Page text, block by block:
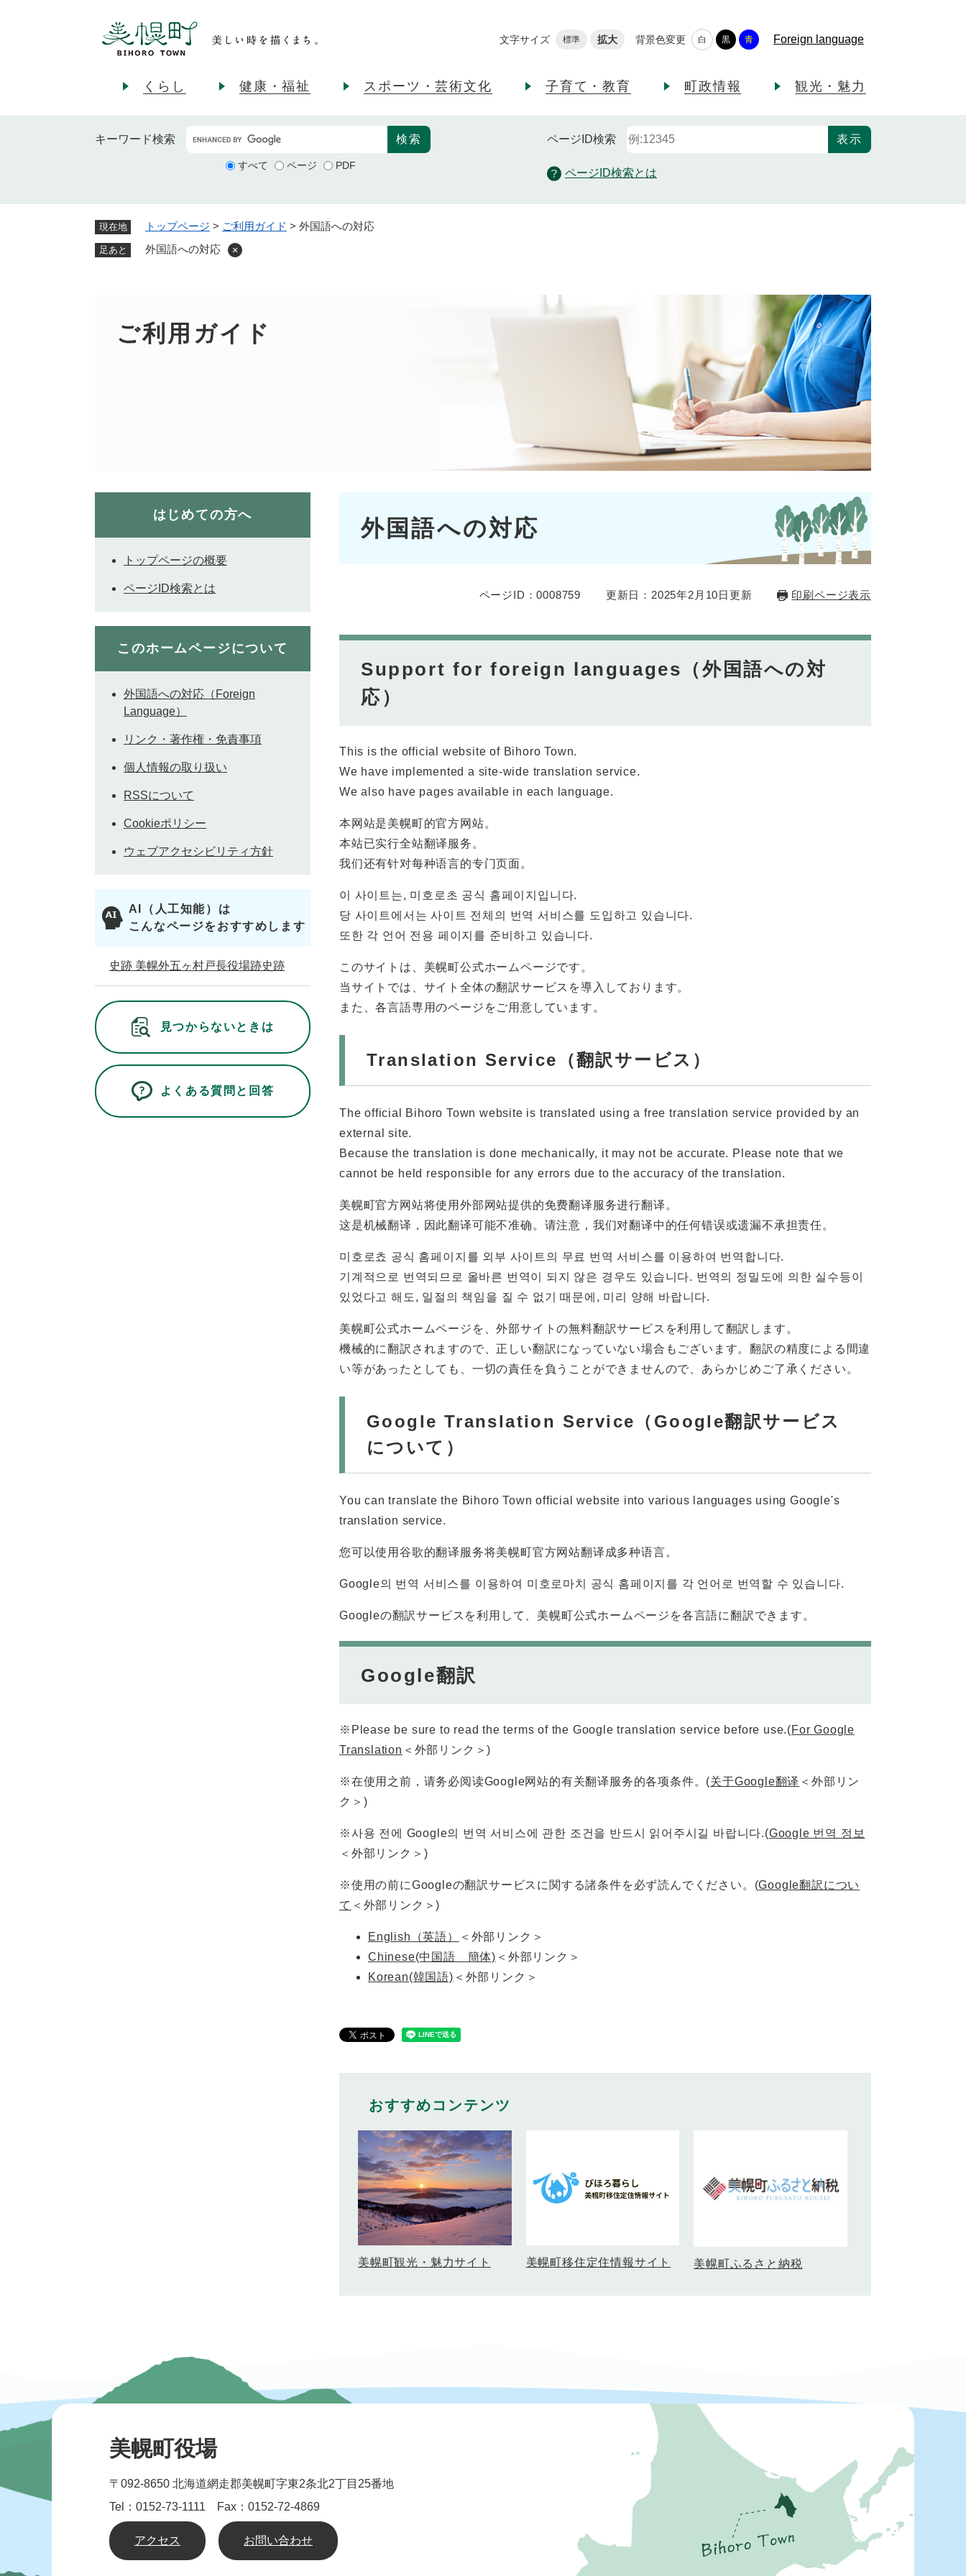
文字サイズ 標準 拡大 背景色変更 白 黒 青 Foreign language
くらし 健康・福祉 スポーツ・芸術文化 子育て・教育 町政情報 観光・魅力
キーワード検索
すべて ページ PDF
ページID検索
ページID検索とは
現在地 トップページ > ご利用ガイド > 外国語への対応
足あと 外国語への対応
ご利用ガイド
外国語への対応
ページID：0008759 更新日：2025年2月10日更新 印刷ページ表示
Support for foreign languages（外国語への対
応）
This is the official website of Bihoro Town.
We have implemented a site-wide translation service.
We also have pages available in each language.
本网站是美幌町的官方网站。
本站已实行全站翻译服务。
我们还有针对每种语言的专门页面。
이 사이트는, 미호로초 공식 홈페이지입니다.
당 사이트에서는 사이트 전체의 번역 서비스를 도입하고 있습니다.
또한 각 언어 전용 페이지를 준비하고 있습니다.
このサイトは、美幌町公式ホームページです。
当サイトでは、サイト全体の翻訳サービスを導入しております。
また、各言語専用のページをご用意しています。
Translation Service（翻訳サービス）
The official Bihoro Town website is translated using a free translation service provided by an
external site.
Because the translation is done mechanically, it may not be accurate. Please note that we
cannot be held responsible for any errors due to the accuracy of the translation.
美幌町官方网站将使用外部网站提供的免费翻译服务进行翻译。
这是机械翻译，因此翻译可能不准确。请注意，我们对翻译中的任何错误或遗漏不承担责任。
미호로쵸 공식 홈페이지를 외부 사이트의 무료 번역 서비스를 이용하여 번역합니다.
기계적으로 번역되므로 올바른 번역이 되지 않은 경우도 있습니다. 번역의 정밀도에 의한 실수등이
있었다고 해도, 일절의 책임을 질 수 없기 때문에, 미리 양해 바랍니다.
美幌町公式ホームページを、外部サイトの無料翻訳サービスを利用して翻訳します。
機械的に翻訳されますので、正しい翻訳になっていない場合もございます。翻訳の精度による間違
い等があったとしても、一切の責任を負うことができませんので、あらかじめご了承ください。
Google Translation Service（Google翻訳サービス
について）
You can translate the Bihoro Town official website into various languages ​​using Google's
translation service.
您可以使用谷歌的翻译服务将美幌町官方网站翻译成多种语言。
Google의 번역 서비스를 이용하여 미호로마치 공식 홈페이지를 각 언어로 번역할 수 있습니다.
Googleの翻訳サービスを利用して、美幌町公式ホームページを各言語に翻訳できます。
Google翻訳
※Please be sure to read the terms of the Google translation service before use.(For Google
Translation ＜外部リンク＞)
※在使用之前，请务必阅读Google网站的有关翻译服务的各项条件。(关于Google翻译 ＜外部リン
ク＞ )
※사용 전에 Google의 번역 서비스에 관한 조건을 반드시 읽어주시길 바랍니다.(Google 번역 정보
＜外部リンク＞ )
※使用の前にGoogleの翻訳サービスに関する諸条件を必ず読んでください。(Google翻訳につい
て ＜外部リンク＞)
English（英語）
＜外部リンク＞
Chinese(中国語 簡体) ＜外部リンク＞
Korean(韓国語) ＜外部リンク＞
おすすめコンテンツ
美幌町観光・魅力サイト 美幌町移住定住情報サイト 美幌町ふるさと納税
はじめての方へ
トップページの概要
ページID検索とは
このホームページについて
外国語への対応（Foreign
Language）
リンク・著作権・免責事項
個人情報の取り扱い
RSSについて
Cookieポリシー
ウェブアクセシビリティ方針
AI（人工知能）は
こんなページをおすすめします
史跡 美幌外五ヶ村戸長役場跡史跡
見つからないときは
よくある質問と回答
美幌町役場
〒092-8650 北海道網走郡美幌町字東2条北2丁目25番地
Tel：0152-73-1111 Fax：0152-72-4869
アクセス お問い合わせ